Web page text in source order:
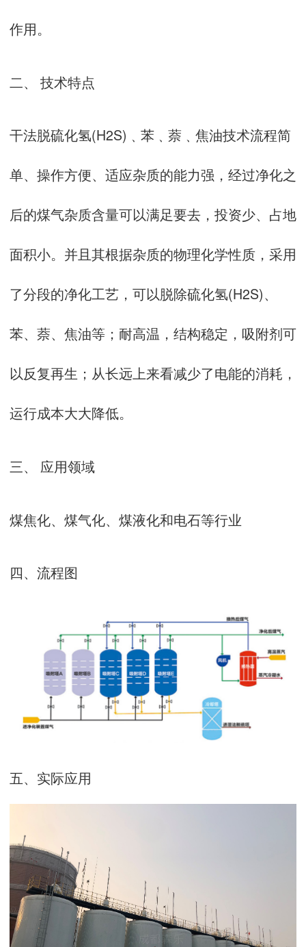
作用。
二、 技术特点
干法脱硫化氢(H2S)﹑苯﹑萘﹑焦油技术流程简
单、操作方便、适应杂质的能力强，经过净化之
后的煤气杂质含量可以满足要去，投资少、占地
面积小。并且其根据杂质的物理化学性质，采用
了分段的净化工艺，可以脱除硫化氢(H2S)、
苯、萘、焦油等；耐高温，结构稳定，吸附剂可
以反复再生；从长远上来看减少了电能的消耗，
运行成本大大降低。
三、 应用领域
煤焦化、煤气化、煤液化和电石等行业
四、流程图
五、实际应用